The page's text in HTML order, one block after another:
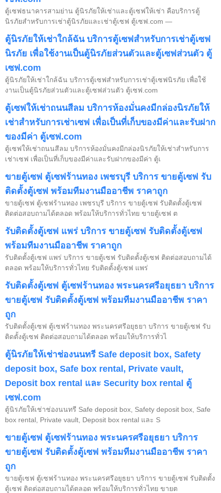
ตู้เซฟธนาคารสามย่าน ตู้นิรภัยให้เช่าและตู้เซฟให้เช่า คือบริการตู้
นิรภัยสำหรับการเช่าตู้นิรภัยและเช่าตู้เซฟ ตู้เซฟ.com —
ตู้นิรภัยให้เช่าใกล้ฉัน บริการตู้เซฟสำหรับการเช่าตู้เซฟ
นิรภัย เพื่อใช้งานเป็นตู้นิรภัยส่วนตัวและตู้เซฟส่วนตัว ตู้
เซฟ.com
ตู้นิรภัยให้เช่าใกล้ฉัน บริการตู้เซฟสำหรับการเช่าตู้เซฟนิรภัย เพื่อใช้
งานเป็นตู้นิรภัยส่วนตัวและตู้เซฟส่วนตัว ตู้เซฟ.com
ตู้เซฟให้เช่าถนนสีลม บริการห้องมั่นคงมีกล่องนิรภัยให้
เช่าสำหรับการเช่าเซฟ เพื่อเป็นที่เก็บของมีค่าและรับฝาก
ของมีค่า ตู้เซฟ.com
ตู้เซฟให้เช่าถนนสีลม บริการห้องมั่นคงมีกล่องนิรภัยให้เช่าสำหรับการ
เช่าเซฟ เพื่อเป็นที่เก็บของมีค่าและรับฝากของมีค่า ตู้เ
ขายตู้เซฟ ตู้เซฟร้านทอง เพชรบุรี บริการ ขายตู้เซฟ รับ
ติดตั้งตู้เซฟ พร้อมทีมงานมืออาชีพ ราคาถูก
ขายตู้เซฟ ตู้เซฟร้านทอง เพชรบุรี บริการ ขายตู้เซฟ รับติดตั้งตู้เซฟ
ติดต่อสอบถามได้ตลอด พร้อมให้บริการทั่วไทย ขายตู้เซฟ ต
รับติดตั้งตู้เซฟ แพร่ บริการ ขายตู้เซฟ รับติดตั้งตู้เซฟ
พร้อมทีมงานมืออาชีพ ราคาถูก
รับติดตั้งตู้เซฟ แพร่ บริการ ขายตู้เซฟ รับติดตั้งตู้เซฟ ติดต่อสอบถามได้
ตลอด พร้อมให้บริการทั่วไทย รับติดตั้งตู้เซฟ แพร่
รับติดตั้งตู้เซฟ ตู้เซฟร้านทอง พระนครศรีอยุธยา บริการ
ขายตู้เซฟ รับติดตั้งตู้เซฟ พร้อมทีมงานมืออาชีพ ราคา
ถูก
รับติดตั้งตู้เซฟ ตู้เซฟร้านทอง พระนครศรีอยุธยา บริการ ขายตู้เซฟ รับ
ติดตั้งตู้เซฟ ติดต่อสอบถามได้ตลอด พร้อมให้บริการทั่วไ
ตู้นิรภัยให้เช่าช่องนนทรี Safe deposit box, Safety
deposit box, Safe box rental, Private vault,
Deposit box rental และ Security box rental ตู้
เซฟ.com
ตู้นิรภัยให้เช่าช่องนนทรี Safe deposit box, Safety deposit box, Safe
box rental, Private vault, Deposit box rental และ S
ขายตู้เซฟ ตู้เซฟร้านทอง พระนครศรีอยุธยา บริการ
ขายตู้เซฟ รับติดตั้งตู้เซฟ พร้อมทีมงานมืออาชีพ ราคา
ถูก
ขายตู้เซฟ ตู้เซฟร้านทอง พระนครศรีอยุธยา บริการ ขายตู้เซฟ รับติดตั้ง
ตู้เซฟ ติดต่อสอบถามได้ตลอด พร้อมให้บริการทั่วไทย ขายต